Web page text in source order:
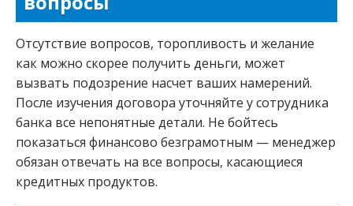
Отсутствие вопросов, торопливость и желание
как можно скорее получить деньги, может
вызвать подозрение насчет ваших намерений.
После изучения договора уточняйте у сотрудника
банка все непонятные детали. Не бойтесь
показаться финансово безграмотным — менеджер
обязан отвечать на все вопросы, касающиеся
кредитных продуктов.